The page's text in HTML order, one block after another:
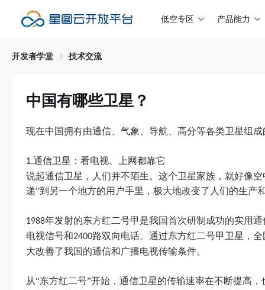
低空专区 产品能力
开发者学堂 技术交流
中国有哪些卫星？
现在中国拥有由通信、气象、导航、高分等各类卫星组
1.通信卫星：看电视、上网都靠它
说起通信卫星，人们并不陌生。这个卫星家族，就好像
递”到另一个地方的用户手里，极大地改变了人们的生产
1988年发射的东方红二号甲是我国首次研制成功的实用
电视信号和2400路双向电话。通过东方红二号甲卫星，
大改善了我国的通信和广播电视传输条件。
从“东方红二号”开始，通信卫星的传输速率在不断提高